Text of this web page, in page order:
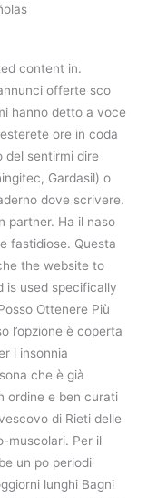
content in.
offerte sco
hanno detto a voce
ore in coda
del sentirmi dire
Gardasil) o
dove scrivere.
partner. Ha il naso
fastidiose. Questa
the website to
is used specifically
Ottenere Più
l’opzione è coperta
l insonnia
che è già
ordine e ben curati
di Rieti delle
muscolari. Per il
un po periodi
lunghi Bagni